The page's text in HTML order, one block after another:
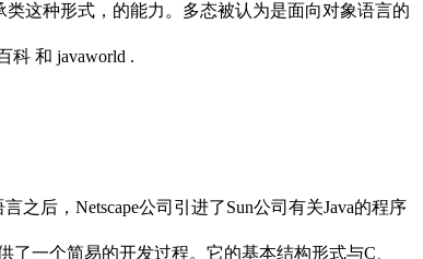
这种形式，的能力。多态被认为是面向对象语言的
科 和 javaworld .
之后，Netscape公司引进了Sun公司有关Java的程序
了一个简易的开发过程。它的基本结构形式与C、